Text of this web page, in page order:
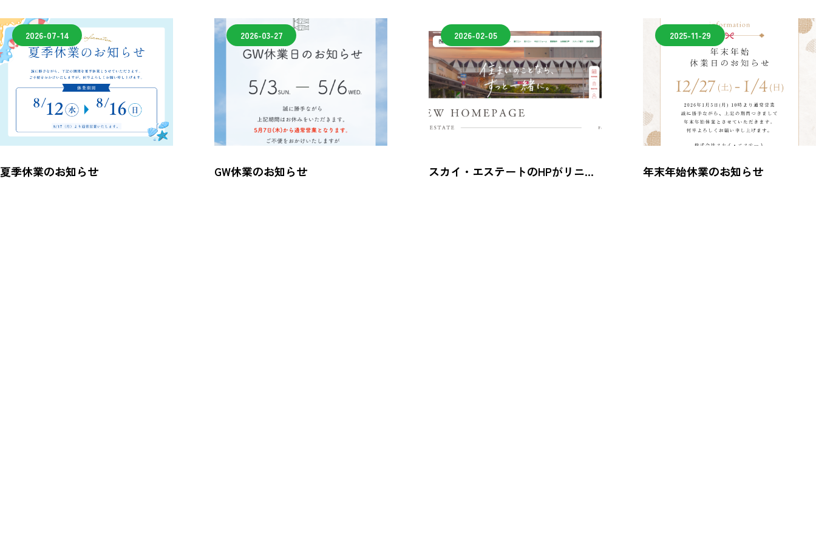
2026-07-14
夏季休業のお知らせ
2026-03-27
GW休業のお知らせ
2026-02-05
スカイ・エステートのHPがリニュ
2025-11-29
年末年始休業のお知らせ